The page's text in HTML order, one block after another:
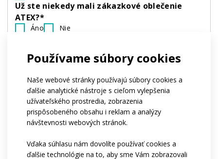
Používame súbory cookies
Naše webové stránky používajú súbory cookies a
ďalšie analytické nástroje s cieľom vylepšenia
užívateľského prostredia, zobrazenia
prispôsobeného obsahu i reklam a analýzy
návštevnosti webových stránok.
Vďaka súhlasu nám dovolíte používať cookies a
ďalšie technológie na to, aby sme Vám zobrazovali
Už ste niekedy mali zákazkové oblečenie
ATEX?*
Áno Nie
Firmy
Ničoho z vyššie uvedeného
názov?
Aký je približný počet osôb, pre ktoré by sme
oblečenie vyrábali?*
1-4 5-10 11-50
viac ako 50
stovky kusov
výrobou?*
Ihneď
Počas nasledujúcich 3-6 mesiacov